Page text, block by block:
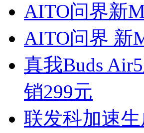
AITO问界新
AITO问界 新
真我Buds
销299元
联发科加速